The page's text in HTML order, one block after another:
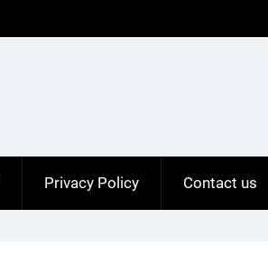
Privacy Policy Contact us